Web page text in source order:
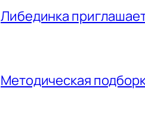
Либединка
Методическая